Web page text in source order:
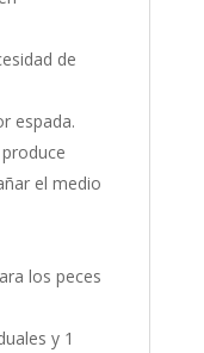
de
espada.
el medio
los peces
y 1